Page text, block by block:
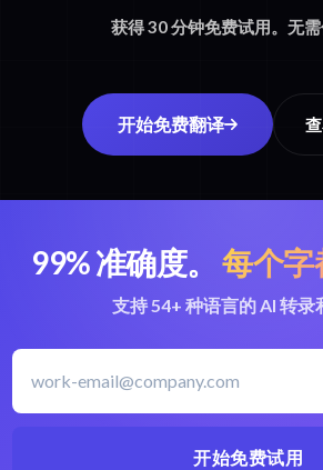
获得 30 分钟免费试用。无需
开始免费翻译
99% 准确度。 每个字
支持 54+ 种语言的 AI 转录
开始免费试用